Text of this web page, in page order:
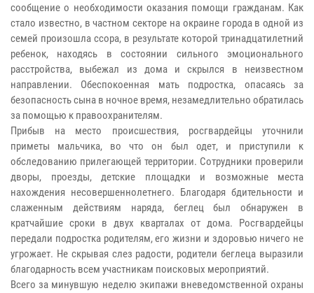
сообщение о необходимости оказания помощи гражданам. Как
стало известно, в частном секторе на окраине города в одной из
семей произошла ссора, в результате которой тринадцатилетний
ребенок, находясь в состоянии сильного эмоционального
расстройства, выбежал из дома и скрылся в неизвестном
направлении. Обеспокоенная мать подростка, опасаясь за
безопасность сына в ночное время, незамедлительно обратилась
за помощью к правоохранителям.
Прибыв на место происшествия, росгвардейцы уточнили
приметы мальчика, во что он был одет, и приступили к
обследованию прилегающей территории. Сотрудники проверили
дворы, проезды, детские площадки и возможные места
нахождения несовершеннолетнего. Благодаря бдительности и
слаженным действиям наряда, беглец был обнаружен в
кратчайшие сроки в двух кварталах от дома. Росгвардейцы
передали подростка родителям, его жизни и здоровью ничего не
угрожает. Не скрывая слез радости, родители беглеца выразили
благодарность всем участникам поисковых мероприятий.
Всего за минувшую неделю экипажи вневедомственной охраны